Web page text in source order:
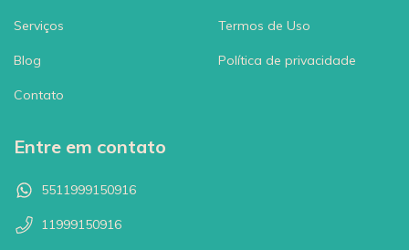
Serviços
Blog
Contato
Termos de Uso
Política de privacidade
Entre em contato
5511999150916
11999150916